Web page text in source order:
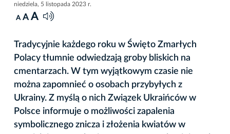
niedziela, 5 listopada 2023 r.
A A A
Tradycyjnie każdego roku w Święto Zmarłych
Polacy tłumnie odwiedzają groby bliskich na
cmentarzach. W tym wyjątkowym czasie nie
można zapomnieć o osobach przybyłych z
Ukrainy. Z myślą o nich Związek Ukraińców w
Polsce informuje o możliwości zapalenia
symbolicznego znicza i złożenia kwiatów w